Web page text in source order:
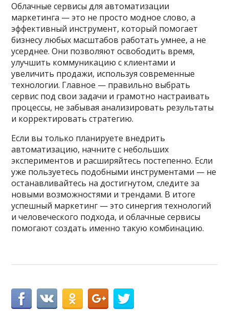
Облачные сервисы для автоматизации
маркетинга — это не просто модное слово, а
эффективный инструмент, который помогает
бизнесу любых масштабов работать умнее, а не
усерднее. Они позволяют освободить время,
улучшить коммуникацию с клиентами и
увеличить продажи, используя современные
технологии. Главное — правильно выбрать
сервис под свои задачи и грамотно настраивать
процессы, не забывая анализировать результаты
и корректировать стратегию.
Если вы только планируете внедрить
автоматизацию, начните с небольших
экспериментов и расширяйтесь постепенно. Если
уже пользуетесь подобными инструментами — не
останавливайтесь на достигнутом, следите за
новыми возможностями и трендами. В итоге
успешный маркетинг — это синергия технологий
и человеческого подхода, и облачные сервисы
помогают создать именно такую комбинацию.